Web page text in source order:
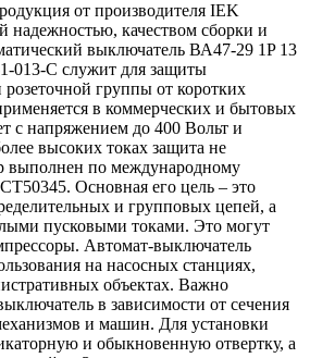
от производителя IEK
надежностью, качеством сборки и
выключатель ВА47-29 1P 13
013-C служит для защиты
розеточной группы от коротких
в коммерческих и бытовых
с напряжением до 400 Вольт и
высоких токах защита не
выполнен по международному
Основная его цель – это
и групповых цепей, а
пусковыми токами. Это могут
Автомат-выключатель
на насосных станциях,
объектах. Важно
в зависимости от сечения
и машин. Для установки
и обыкновенную отвертку, а